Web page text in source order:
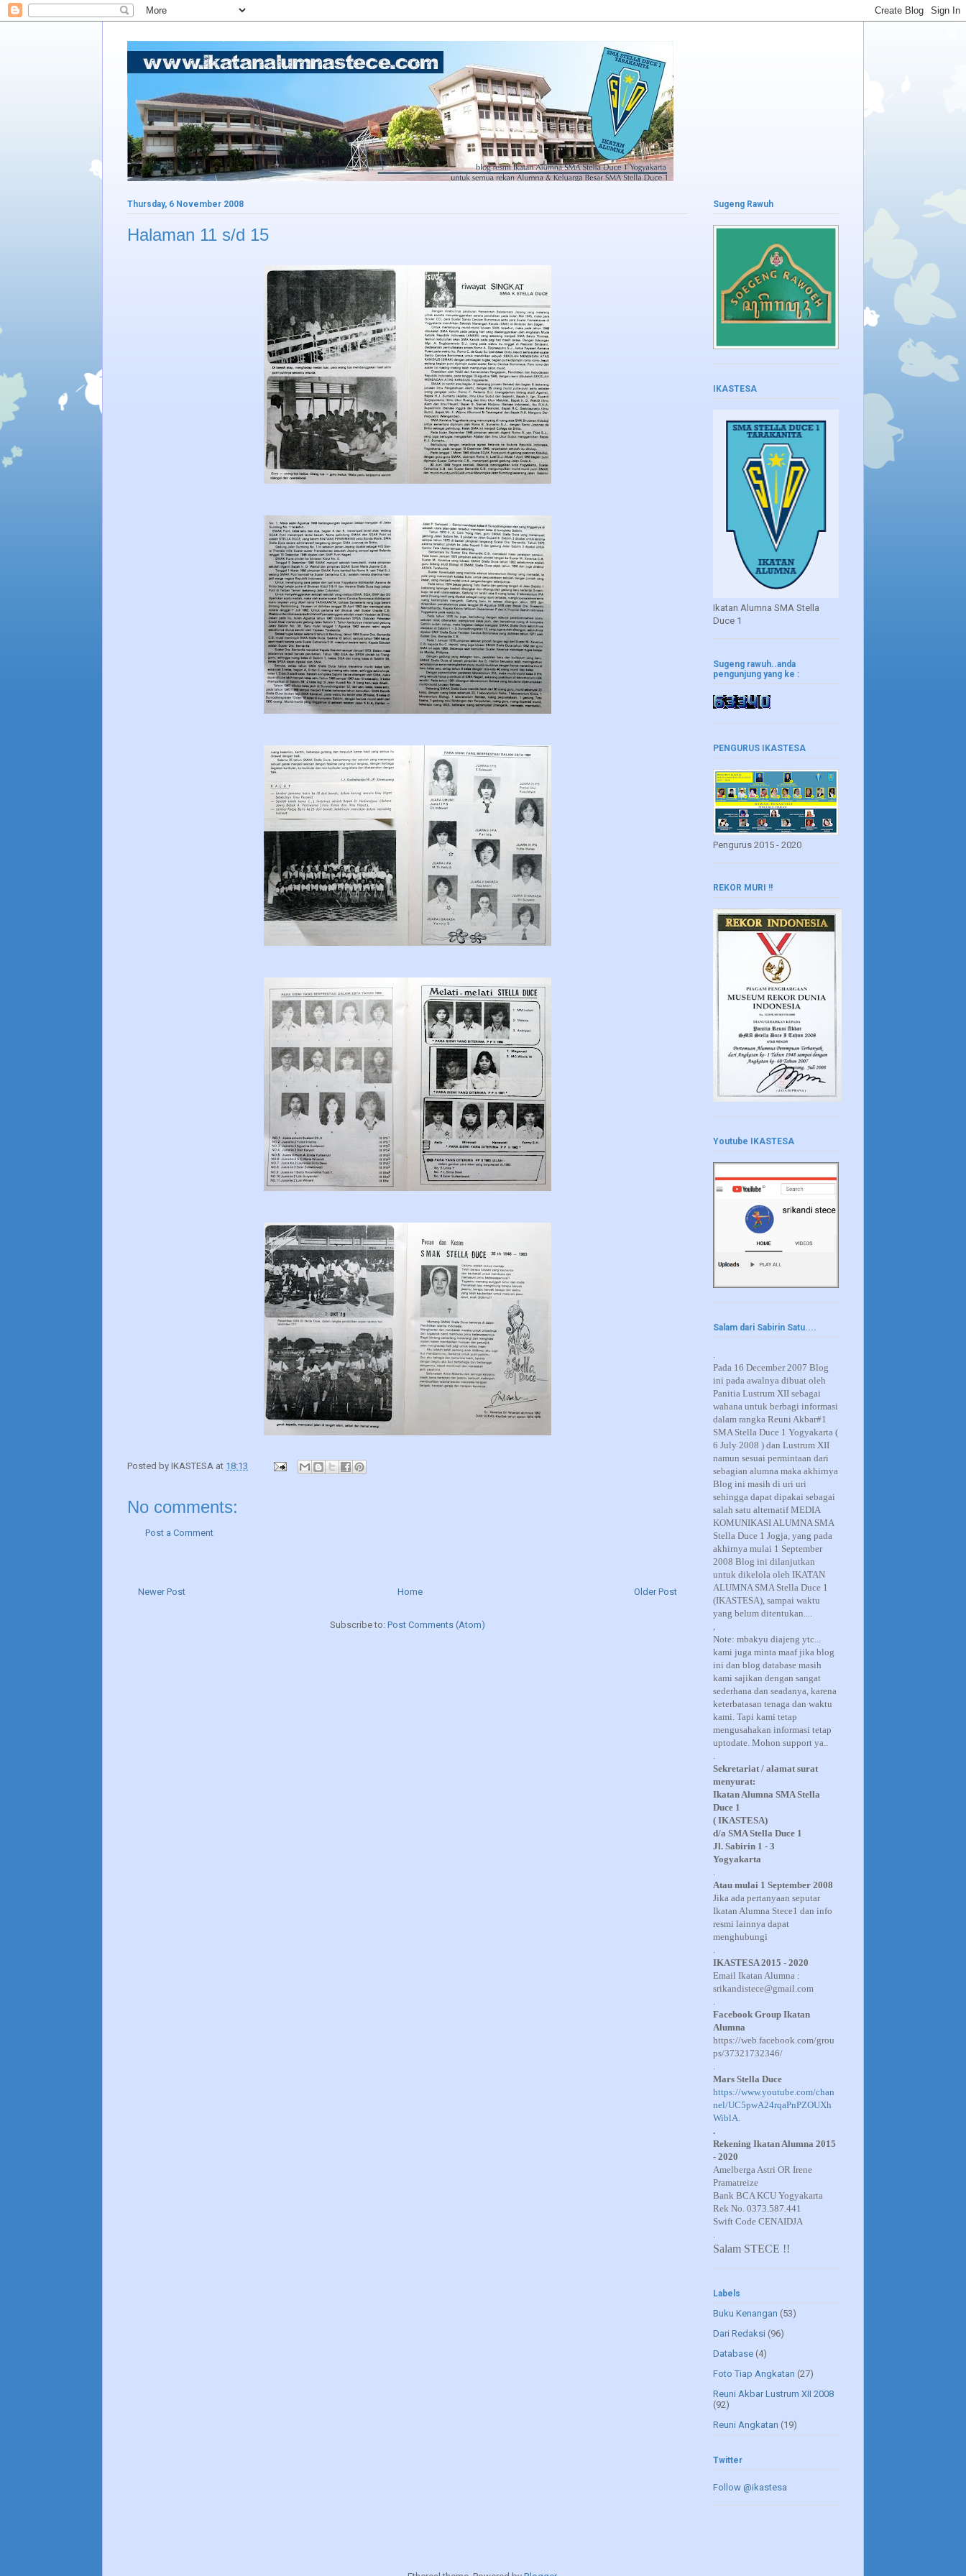
Thursday, 6 November 2008
Halaman 11 s/d 15
Posted by IKASTESA at 18:13
No comments:
Post a Comment
Newer Post Older Post
Home
Subscribe to: Post Comments (Atom)
Sugeng Rawuh
IKASTESA
Ikatan Alumna SMA Stella
Duce 1
Sugeng rawuh..anda
pengunjung yang ke :
PENGURUS IKASTESA
Pengurus 2015 - 2020
REKOR MURI !!
Youtube IKASTESA
Salam dari Sabirin Satu....
.
Pada 16 December 2007 Blog
ini pada awalnya dibuat oleh
Panitia Lustrum XII sebagai
wahana untuk berbagi informasi
dalam rangka Reuni Akbar#1
SMA Stella Duce 1 Yogyakarta (
6 July 2008 ) dan Lustrum XII
namun sesuai permintaan dari
sebagian alumna maka akhirnya
Blog ini masih di uri uri
sehingga dapat dipakai sebagai
salah satu alternatif MEDIA
KOMUNIKASI ALUMNA SMA
Stella Duce 1 Jogja, yang pada
akhirnya mulai 1 September
2008 Blog ini dilanjutkan
untuk dikelola oleh IKATAN
ALUMNA SMA Stella Duce 1
(IKASTESA), sampai waktu
yang belum ditentukan....
,
Note: mbakyu diajeng ytc...
kami juga minta maaf jika blog
ini dan blog database masih
kami sajikan dengan sangat
sederhana dan seadanya, karena
keterbatasan tenaga dan waktu
kami. Tapi kami tetap
mengusahakan informasi tetap
uptodate. Mohon support ya..
.
Sekretariat / alamat surat
menyurat:
Ikatan Alumna SMA Stella
Duce 1
( IKASTESA)
d/a SMA Stella Duce 1
Jl. Sabirin 1 - 3
Yogyakarta
.
Atau mulai 1 September 2008
Jika ada pertanyaan seputar
Ikatan Alumna Stece1 dan info
resmi lainnya dapat
menghubungi
.
IKASTESA 2015 - 2020
Email Ikatan Alumna :
srikandistece@gmail.com
.
Facebook Group Ikatan
Alumna
https://web.facebook.com/grou
ps/37321732346/
.
Mars Stella Duce
https://www.youtube.com/chan
nel/UC5pwA24rqaPnPZOUXh
WiblA.
.
Rekening Ikatan Alumna 2015
- 2020
Amelberga Astri OR Irene
Pramatreize
Bank BCA KCU Yogyakarta
Rek No. 0373.587.441
Swift Code CENAIDJA
.
Salam STECE !!
Labels
Buku Kenangan (53)
Dari Redaksi (96)
Database (4)
Foto Tiap Angkatan (27)
Reuni Akbar Lustrum XII 2008
(92)
Reuni Angkatan (19)
Twitter
Follow @ikastesa